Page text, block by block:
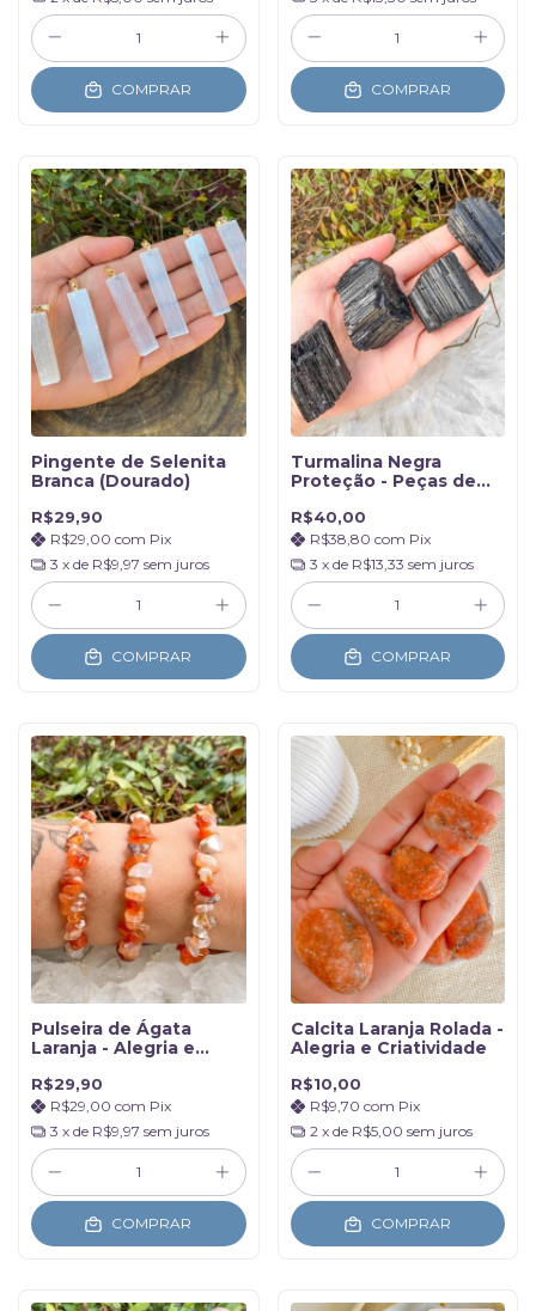
COMPRAR COMPRAR
Pingente de Selenita
Branca (Dourado)
R$29,90
R$29,00 com Pix
3 x de R$9,97 sem juros
COMPRAR
Turmalina Negra
Proteção - Peças de
R$40,00
R$38,80 com Pix
3 x de R$13,33 sem juros
COMPRAR
Pulseira de Ágata
Laranja - Alegria e
R$29,90
R$29,00 com Pix
3 x de R$9,97 sem juros
COMPRAR
Calcita Laranja Rolada -
Alegria e Criatividade
R$10,00
R$9,70 com Pix
2 x de R$5,00 sem juros
COMPRAR